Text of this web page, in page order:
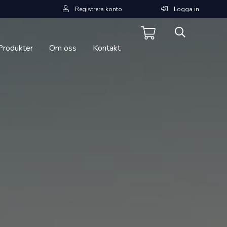
Registrera konto Logga in
Om oss Kontakt